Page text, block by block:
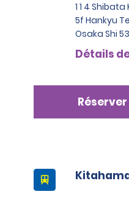
1 1 4 Shibata
5f Hankyu
Osaka Shi
Détails